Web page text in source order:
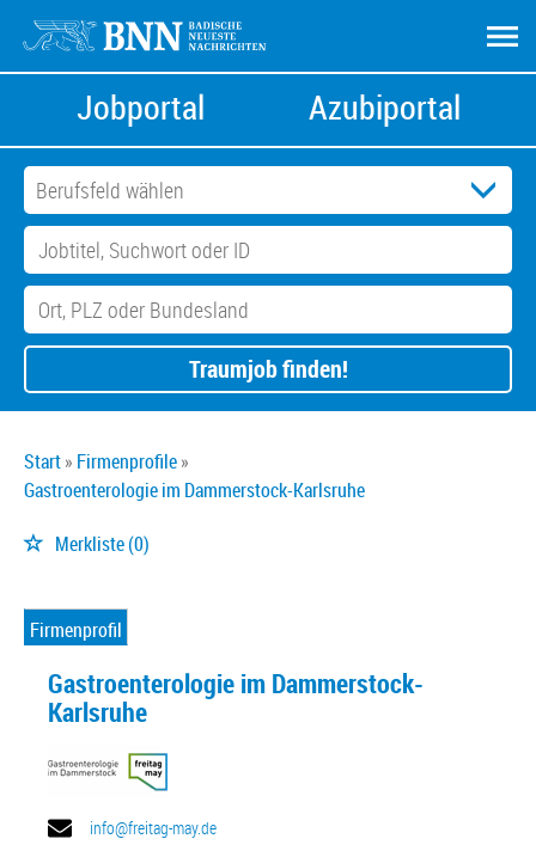
Jobportal Azubiportal
Traumjob finden!
Start
Firmenprofile
Gastroenterologie im Dammerstock-Karlsruhe
Merkliste(0)
Firmenprofil
Gastroenterologie im Dammerstock-
Karlsruhe
info@freitag-may.de